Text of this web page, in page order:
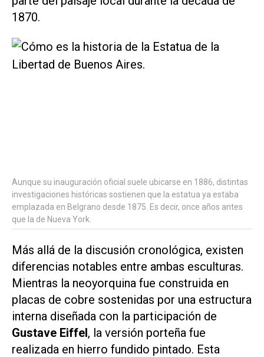
1870.
Aunque su inauguración oficial suele ubicarse en 1886, distintas
investigaciones históricas sostienen que la estatua ya estaba
emplazada en Belgrano desde 1875. Es decir, once años antes
que la de Nueva York.
Más allá de la discusión cronológica, existen
diferencias notables entre ambas esculturas.
Mientras la neoyorquina fue construida en
placas de cobre sostenidas por una estructura
interna diseñada con la participación de
Gustave Eiffel, la versión porteña fue
realizada en hierro fundido pintado. Esta